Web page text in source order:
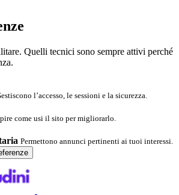
Quelli tecnici sono sempre attivi perché
l’accesso, le sessioni e la sicurezza.
come usi il sito per migliorarlo.
Permettono annunci pertinenti ai tuoi interessi.